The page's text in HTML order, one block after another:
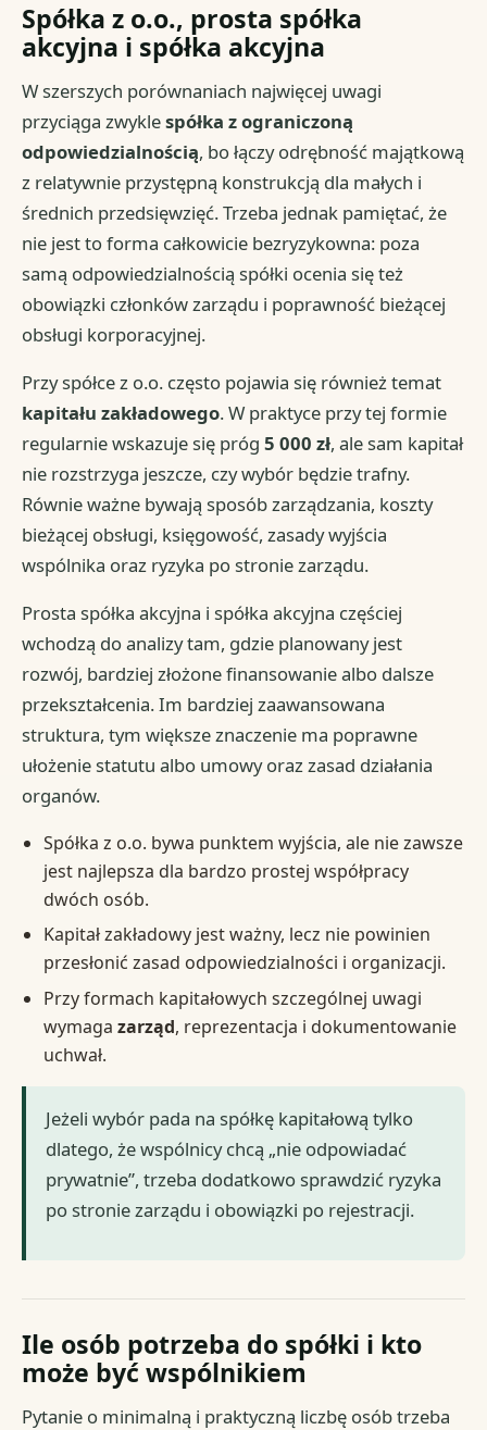
Spółka z o.o., prosta spółka
akcyjna i spółka akcyjna
W szerszych porównaniach najwięcej uwagi
przyciąga zwyklespółka z ograniczoną
odpowiedzialnością, bo łączy odrębność majątkową
z relatywnie przystępną konstrukcją dla małych i
średnich przedsięwzięć. Trzeba jednak pamiętać, że
nie jest to forma całkowicie bezryzykowna: poza
samą odpowiedzialnością spółki ocenia się też
obowiązki członków zarządu i poprawność bieżącej
obsługi korporacyjnej.
Przy spółce z o.o. często pojawia się również temat
kapitału zakładowego. W praktyce przy tej formie
regularnie wskazuje się próg5 000 zł, ale sam kapitał
nie rozstrzyga jeszcze, czy wybór będzie trafny.
Równie ważne bywają sposób zarządzania, koszty
bieżącej obsługi, księgowość, zasady wyjścia
wspólnika oraz ryzyka po stronie zarządu.
Prosta spółka akcyjna i spółka akcyjna częściej
wchodzą do analizy tam, gdzie planowany jest
rozwój, bardziej złożone finansowanie albo dalsze
przekształcenia. Im bardziej zaawansowana
struktura, tym większe znaczenie ma poprawne
ułożenie statutu albo umowy oraz zasad działania
organów.
Spółka z o.o. bywa punktem wyjścia, ale nie zawsze
jest najlepsza dla bardzo prostej współpracy
dwóch osób.
Kapitał zakładowy jest ważny, lecz nie powinien
przesłonić zasad odpowiedzialności i organizacji.
Przy formach kapitałowych szczególnej uwagi
wymaga zarząd, reprezentacja i dokumentowanie
uchwał.
Jeżeli wybór pada na spółkę kapitałową tylko
dlatego, że wspólnicy chcą „nie odpowiadać
prywatnie”, trzeba dodatkowo sprawdzić ryzyka
po stronie zarządu i obowiązki po rejestracji.
Ile osób potrzeba do spółki i kto
może być wspólnikiem
Pytanie o minimalną i praktyczną liczbę osób trzeba